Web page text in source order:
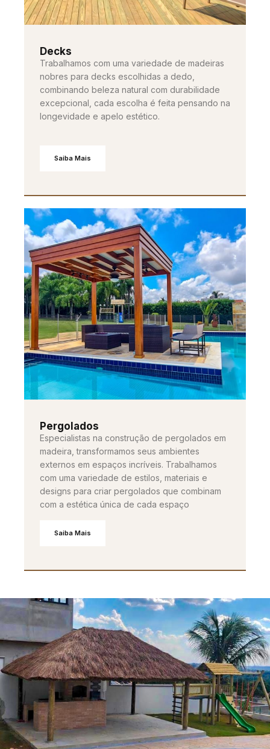
Decks
Trabalhamos com uma variedade de madeiras
nobres para decks escolhidas a dedo,
combinando beleza natural com durabilidade
excepcional, cada escolha é feita pensando na
longevidade e apelo estético.
Saiba Mais
Pergolados
Especialistas na construção de pergolados em
madeira, transformamos seus ambientes
externos em espaços incríveis. Trabalhamos
com uma variedade de estilos, materiais e
designs para criar pergolados que combinam
com a estética única de cada espaço
Saiba Mais